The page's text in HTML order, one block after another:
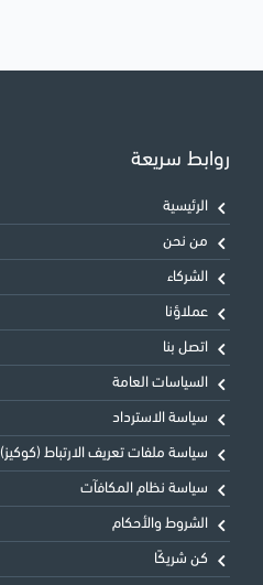
روابط سريعة
الرئيسية
من نحن
الشركاء
عملاؤنا
اتصل بنا
السياسات العامة
سياسة الاسترداد
سياسة ملفات تعريف الارتباط (كوكيز)
سياسة نظام المكافآت
الشروط والأحكام
كن شريكًا